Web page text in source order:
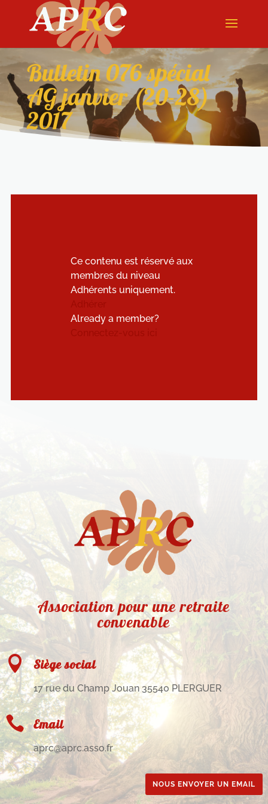
Bulletin 076 spécial
AG janvier (20-28)
2017
Ce contenu est réservé aux
membres du niveau
Adhérents uniquement.
Already a member?
Association pour une retraite
convenable
 Siège social
17 rue du Champ Jouan 35540 PLERGUER
 Email
aprc@aprc.asso.fr
NOUS ENVOYER UN EMAIL